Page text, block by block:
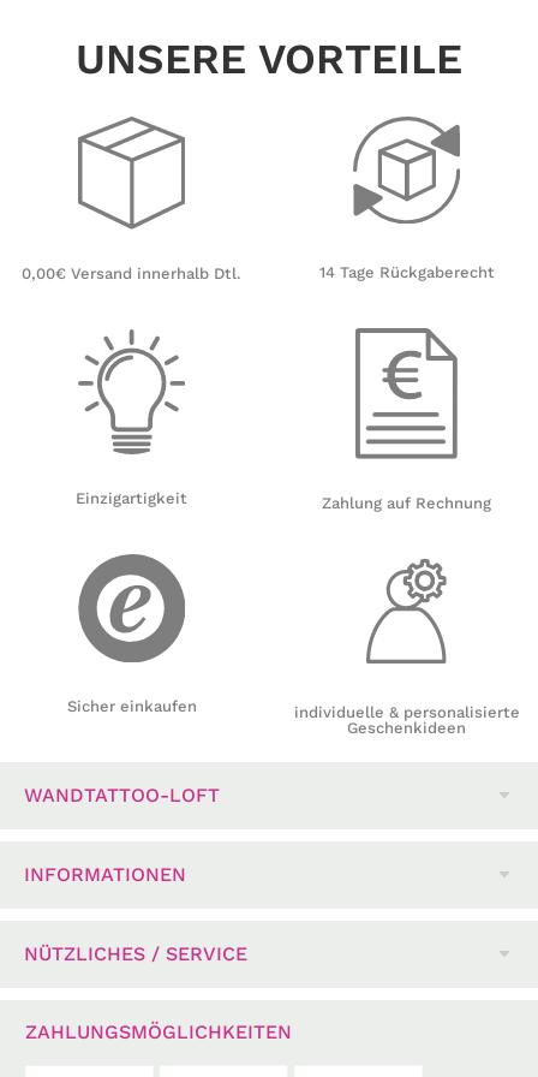
UNSERE VORTEILE
0,00€ Versand innerhalb Dtl.
Einzigartigkeit
Sicher einkaufen
14 Tage Rückgaberecht
Zahlung auf Rechnung
individuelle & personalisierte
Geschenkideen
WANDTATTOO-LOFT
INFORMATIONEN
NÜTZLICHES / SERVICE
ZAHLUNGSMÖGLICHKEITEN